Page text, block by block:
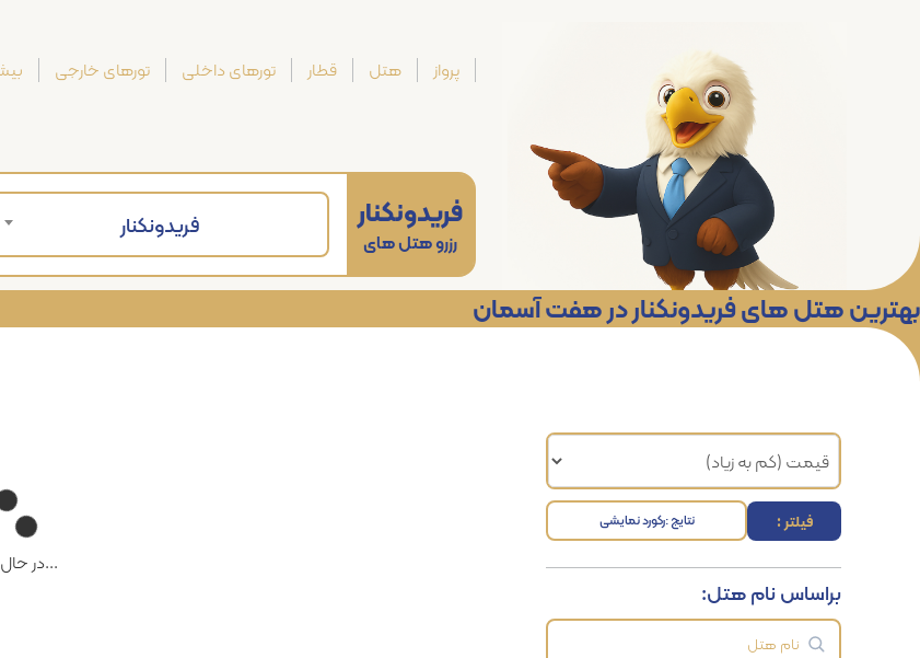
پرواز هتل قطار تورهای داخلی تورهای خارجی
فریدونکنار
رزرو هتل های
فریدونکنار
بهترین هتل های فریدونکنار در هفت آسمان
فیلتر : نتایج :رکورد نمایشی
براساس نام هتل:
...در